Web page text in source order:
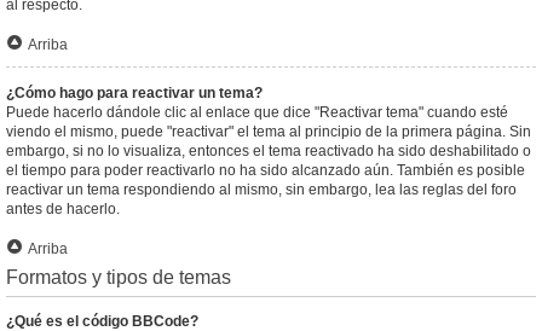
al respecto.
Arriba
¿Cómo hago para reactivar un tema?
Puede hacerlo dándole clic al enlace que dice "Reactivar tema" cuando esté
viendo el mismo, puede "reactivar" el tema al principio de la primera página. Sin
embargo, si no lo visualiza, entonces el tema reactivado ha sido deshabilitado o
el tiempo para poder reactivarlo no ha sido alcanzado aún. También es posible
reactivar un tema respondiendo al mismo, sin embargo, lea las reglas del foro
antes de hacerlo.
Arriba
Formatos y tipos de temas
¿Qué es el código BBCode?